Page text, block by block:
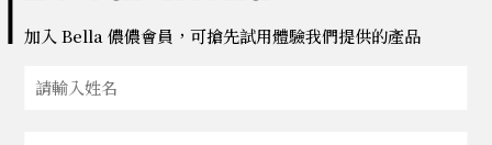
加入 Bella 儂儂會員，可搶先試用體驗我們提供的產品